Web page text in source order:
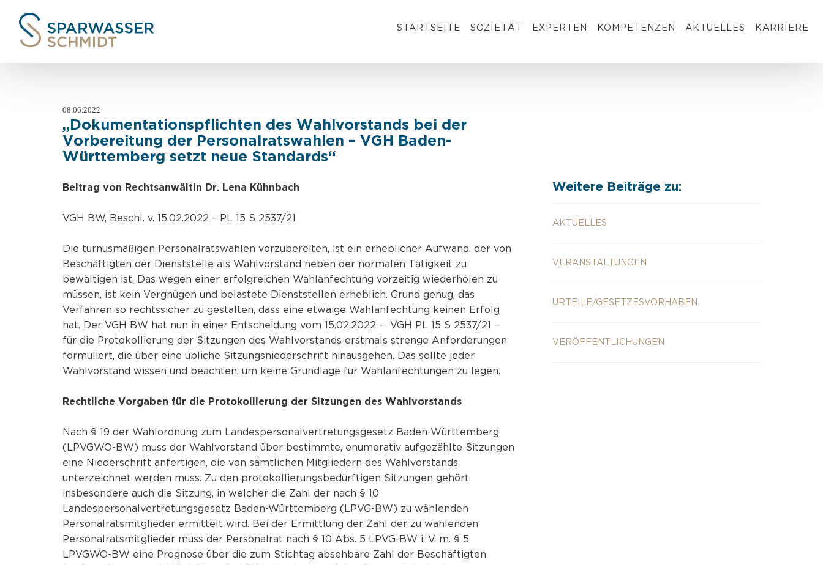
STARTSEITE SOZIETÄT EXPERTEN KOMPETENZEN AKTUELLES KARRIERE
08.06.2022
„Dokumentationspflichten des Wahlvorstands bei der
Vorbereitung der Personalratswahlen – VGH Baden-
Württemberg setzt neue Standards“
Beitrag von Rechtsanwältin Dr. Lena Kühnbach
VGH BW, Beschl. v. 15.02.2022 – PL 15 S 2537/21
Die turnusmäßigen Personalratswahlen vorzubereiten, ist ein erheblicher Aufwand, der von
Beschäftigten der Dienststelle als Wahlvorstand neben der normalen Tätigkeit zu
bewältigen ist. Das wegen einer erfolgreichen Wahlanfechtung vorzeitig wiederholen zu
müssen, ist kein Vergnügen und belastete Dienststellen erheblich. Grund genug, das
Verfahren so rechtssicher zu gestalten, dass eine etwaige Wahlanfechtung keinen Erfolg
hat. Der VGH BW hat nun in einer Entscheidung vom 15.02.2022 – VGH PL 15 S 2537/21 –
für die Protokollierung der Sitzungen des Wahlvorstands erstmals strenge Anforderungen
formuliert, die über eine übliche Sitzungsniederschrift hinausgehen. Das sollte jeder
Wahlvorstand wissen und beachten, um keine Grundlage für Wahlanfechtungen zu legen.
Rechtliche Vorgaben für die Protokollierung der Sitzungen des Wahlvorstands
Nach § 19 der Wahlordnung zum Landespersonalvertretungsgesetz Baden-Württemberg
(LPVGWO-BW) muss der Wahlvorstand über bestimmte, enumerativ aufgezählte Sitzungen
eine Niederschrift anfertigen, die von sämtlichen Mitgliedern des Wahlvorstands
unterzeichnet werden muss. Zu den protokollierungsbedürftigen Sitzungen gehört
insbesondere auch die Sitzung, in welcher die Zahl der nach § 10
Landespersonalvertretungsgesetz Baden-Württemberg (LPVG-BW) zu wählenden
Personalratsmitglieder ermittelt wird. Bei der Ermittlung der Zahl der zu wählenden
Personalratsmitglieder muss der Personalrat nach § 10 Abs. 5 LPVG-BW i. V. m. § 5
LPVGWO-BW eine Prognose über die zum Stichtag absehbare Zahl der Beschäftigten
Weitere Beiträge zu:
AKTUELLES
VERANSTALTUNGEN
URTEILE/GESETZESVORHABEN
VERÖFFENTLICHUNGEN